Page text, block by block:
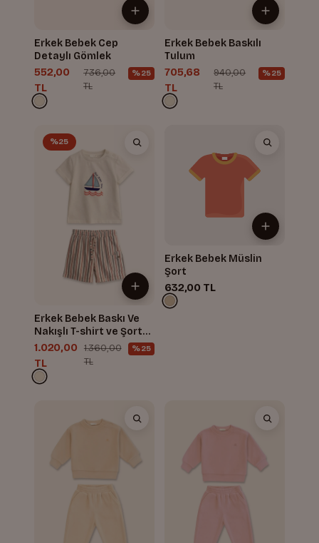
Erkek Bebek Cep
Detaylı Gömlek
552,00
TL
736,00
TL
%25
Erkek Bebek Baskılı
Tulum
705,68
TL
940,00
TL
%25
%25
Erkek Bebek Baskı Ve
Nakışlı T-shirt ve Şort
Takım
1.020,00
TL
1.360,00
TL
%25
Erkek Bebek Müslin
Şort
632,00 TL